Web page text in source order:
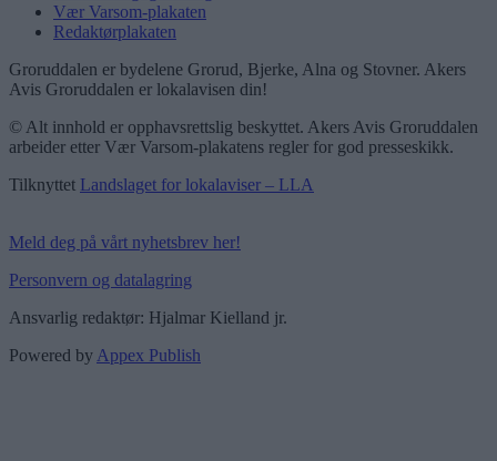
Vær Varsom-plakaten
Redaktørplakaten
Groruddalen er bydelene Grorud, Bjerke, Alna og Stovner. Akers
Avis Groruddalen er lokalavisen din!
© Alt innhold er opphavsrettslig beskyttet. Akers Avis Groruddalen
arbeider etter Vær Varsom-plakatens regler for god presseskikk.
Tilknyttet Landslaget for lokalaviser – LLA
Meld deg på vårt nyhetsbrev her!
Personvern og datalagring
Ansvarlig redaktør: Hjalmar Kielland jr.
Powered by Appex Publish